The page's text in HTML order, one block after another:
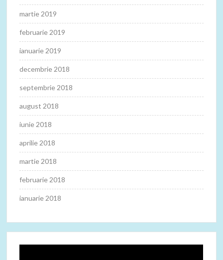
martie 2019
februarie 2019
ianuarie 2019
decembrie 2018
septembrie 2018
august 2018
iunie 2018
aprilie 2018
martie 2018
februarie 2018
ianuarie 2018